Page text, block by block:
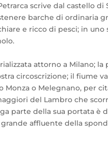
scrive dal castello
barche di ordinaria
e ricco di pesci; in uno
attorno a Milano; la
circoscrizione; il fiume
o Melegnano, per
del Lambro che
parte della sua portata
affluente della